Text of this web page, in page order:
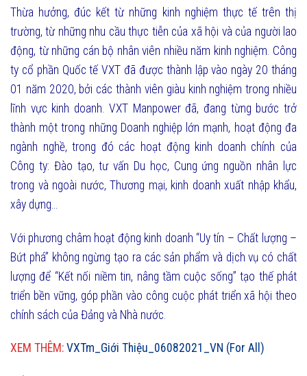
Thừa hưởng, đúc kết từ những kinh nghiệm thực tế trên thị
trường, từ những nhu cầu thực tiễn của xã hội và của người lao
động, từ những cán bộ nhân viên nhiều năm kinh nghiệm. Công
ty cổ phần Quốc tế VXT đã được thành lập vào ngày 20 tháng
01 năm 2020, bởi các thành viên giàu kinh nghiệm trong nhiều
lĩnh vực kinh doanh. VXT Manpower đã, đang từng bước trở
thành một trong những Doanh nghiệp lớn mạnh, hoạt động đa
ngành nghề, trong đó các hoạt động kinh doanh chính của
Công ty: Đào tạo, tư vấn Du học, Cung ứng nguồn nhân lực
trong và ngoài nước, Thương mại, kinh doanh xuất nhập khẩu,
xây dựng…
Với phương châm hoạt động kinh doanh “Uy tín – Chất lượng –
Bứt phá” không ngừng tạo ra các sản phẩm và dịch vụ có chất
lượng để “Kết nối niềm tin, nâng tầm cuộc sống” tạo thế phát
triển bền vững, góp phần vào công cuộc phát triển xã hội theo
chính sách của Đảng và Nhà nước.
XEM THÊM: VXTm_Giới Thiệu_06082021_VN (For All)